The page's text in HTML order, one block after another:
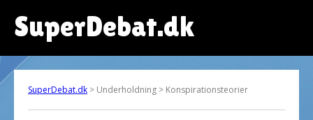
SuperDebat.dk
SuperDebat.dk > Underholdning > Konspirationsteorier